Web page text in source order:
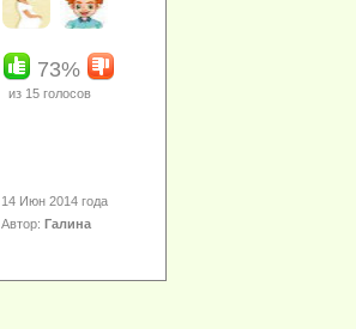
73%
из 15 голосов
14 Июн 2014 года
Автор:Галина